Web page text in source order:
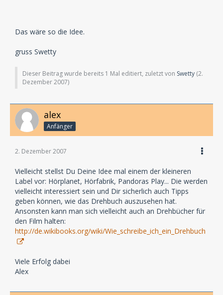
Das wäre so die Idee.
gruss Swetty
Dieser Beitrag wurde bereits 1 Mal editiert, zuletzt von Swetty (2.
Dezember 2007)
alex
Anfänger
2. Dezember 2007
Vielleicht stellst Du Deine Idee mal einem der kleineren
Label vor: Hörplanet, Hörfabrik, Pandoras Play... Die werden
vielleicht interessiert sein und Dir sicherlich auch Tipps
geben können, wie das Drehbuch auszusehen hat.
Ansonsten kann man sich vielleicht auch an Drehbücher für
den Film halten:
http://de.wikibooks.org/wiki/Wie_schreibe_ich_ein_Drehbuch
Viele Erfolg dabei
Alex